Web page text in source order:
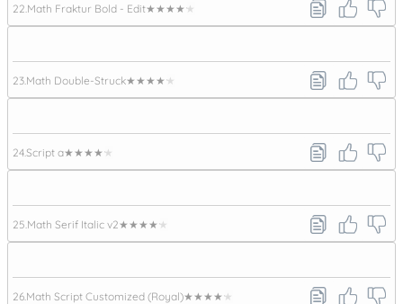
22. Math Fraktur Bold - Edit★★★★★
23. Math Double-Struck★★★★★
24.Script a★★★★★
25. Math Serif Italic v2★★★★★
26. Math Script Customized (Royal)★★★★★